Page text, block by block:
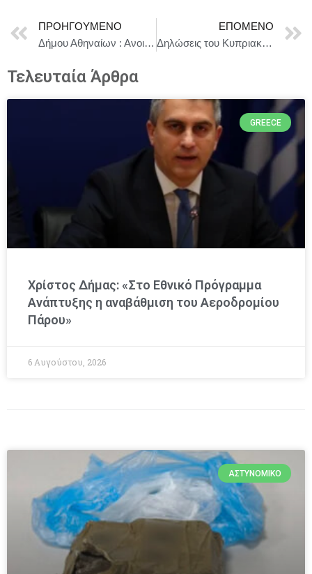
ΠΡΟΗΓΟΎΜΕΝΟ
Δήμου Αθηναίων : Ανοιχτή Διακυβέρνηση – Συνεργασία για Συμμετοχή, Προσβασιμότητα και Διαφάνεια
ΕΠΌΜΕΝΟ
Δηλώσεις του Κυπριακού Κυβερνητικού Εκπροσώπου κου κ. Κωνσταντίνου Λετυμπιώτη για τις εξελίξεις στην περιοχή
Τελευταία Άρθρα
GREECE
Χρίστος Δήμας: «Στο Εθνικό Πρόγραμμα
Ανάπτυξης η αναβάθμιση του Αεροδρομίου
Πάρου»
6 Αυγούστου, 2026
ΑΣΤΥΝΟΜΙΚΌ